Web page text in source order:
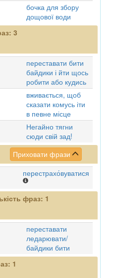
бочка для збору
дощової води
3
переставати бити
байдики і йти щось
робити або кудись
вживається, щоб
сказати комусь іти
в певне місце
Негайно тягни
сюди свій зад!
Приховати фрази
перестрахо́вуватися
фраз: 1
переставати
ледарювати/
байдики бити
1